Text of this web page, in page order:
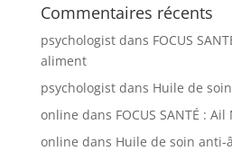
Commentaires récents
psychologistdans FOCUS
aliment
psychologistdans Huile de
online dans FOCUS SANTÉ :
online dans Huile de soin anti-